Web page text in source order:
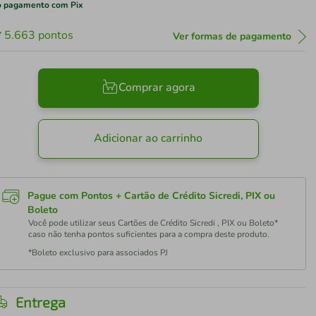
pagamento com Pix
5.663 pontos Ver formas de pagamento
Comprar agora
Adicionar ao carrinho
Pague com Pontos + Cartão de Crédito Sicredi, PIX ou
Boleto
Você pode utilizar seus Cartões de Crédito Sicredi , PIX ou Boleto*
caso não tenha pontos suficientes para a compra deste produto.
*Boleto exclusivo para associados PJ
Entrega